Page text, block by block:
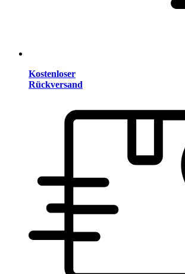
Kostenloser
Rückversand